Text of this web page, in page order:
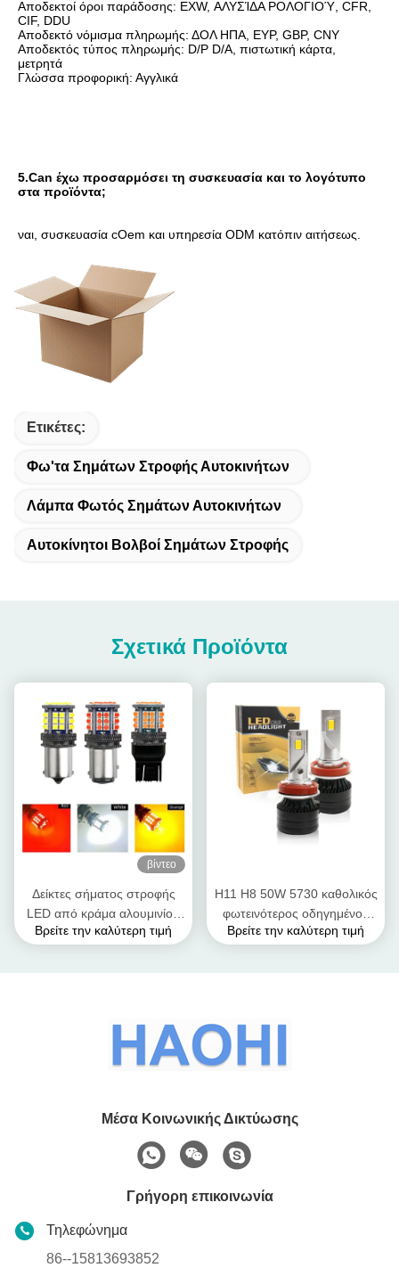
Αποδεκτοί όροι παράδοσης: EXW, ΑΛΥΣΊΔΑ ΡΟΛΟΓΙΟΎ, CFR,
CIF, DDU
Αποδεκτό νόμισμα πληρωμής: ΔΟΛ ΗΠΑ, ΕΥΡ, GBP, CNY
Αποδεκτός τύπος πληρωμής: D/P D/A, πιστωτική κάρτα,
μετρητά
Γλώσσα προφορική: Αγγλικά
5.Can έχω προσαρμόσει τη συσκευασία και το λογότυπο
στα προϊόντα;
ναι, συσκευασία cOem και υπηρεσία ODM κατόπιν αιτήσεως.
Ετικέτες:
Φω'τα Σημάτων Στροφής Αυτοκινήτων
Λάμπα Φωτός Σημάτων Αυτοκινήτων
Αυτοκίνητοι Βολβοί Σημάτων Στροφής
Σχετικά Προϊόντα
βίντεο
Δείκτες σήματος στροφής
LED από κράμα αλουμινίου
3030 39 SMD 12v 1156
Βρείτε την καλύτερη τιμή
H11 H8 50W 5730 καθολικός
φωτεινότερος οδηγημένος
προβολέας φω'των 30w
Βρείτε την καλύτερη τιμή
Μέσα Κοινωνικής Δικτύωσης
Γρήγορη επικοινωνία
Τηλεφώνημα
86--15813693852